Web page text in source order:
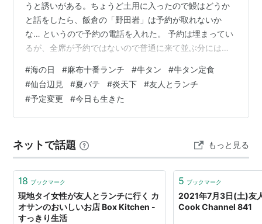
うと誘いがある。ちょうど土用に入ったので鰻はどうか
と話をしたら、飯倉の「野田岩」は予約が取れないか
な… というので予約の電話を入れた。 予約は埋まってい
るが、全席が予約ではないので普通に来て並ぶ分には食
が、金がないし、あのフワッとした鰻は実は苦手なのだ
という。 急遽、「宮川」へ。東京に「宮川」と名が付く
鰻屋は数多くあったのだが、我々の家に最も近い宮川は
麻布十番になってしまった。その友人は足が悪いので、
休」となっているが、土用に開けないというのは…
#海の日 #麻布十番ランチ #牛タン #牛タン定食
#仙台辺見 #夏バテ #炎天下 #友人とランチ
#予定変更 #今日も生きた
ネットで話題 もっと見る
18 ブックマーク
現地タイ女性が友人とランチに行く カ
オサンのおいしいお店 Box Kitchen -
すっきり生活
5 ブックマーク
2021年7月3日(土)友
Cook Channel 841